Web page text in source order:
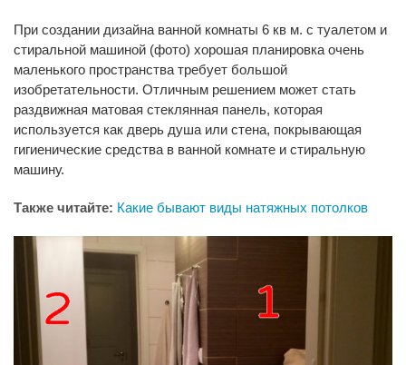
При создании дизайна ванной комнаты 6 кв м. с туалетом и
стиральной машиной (фото) хорошая планировка очень
маленького пространства требует большой
изобретательности. Отличным решением может стать
раздвижная матовая стеклянная панель, которая
используется как дверь душа или стена, покрывающая
гигиенические средства в ванной комнате и стиральную
машину.
Также читайте: Какие бывают виды натяжных потолков